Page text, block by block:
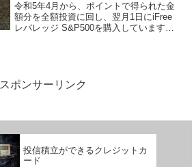
令和5年4月から、ポイントで得られた金
額分を全額投資に回し、翌月1日にiFree
レバレッジ S&P500を購入しています。
スポンサーリンク
投信積立ができるクレジットカ
ード